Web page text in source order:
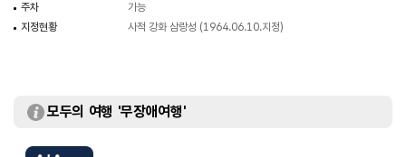
주차
가능
지정현황
사적 강화 삼랑성 (1964.06.10.지정)
모두의 여행 '무장애여행'